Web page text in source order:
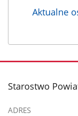
Aktualne
stopka
Starostwo
ADRES